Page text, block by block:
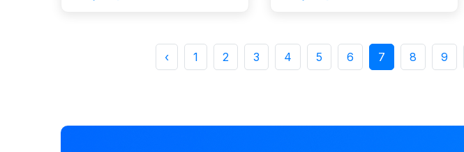
‹ 1 2 3 4 5 6 7 8 9